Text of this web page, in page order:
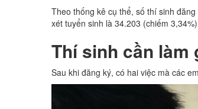
Theo thống kê cụ thể, số thí sinh
xét tuyển sinh là 34.203 (chiếm
Thí sinh cần làm
Sau khi đăng ký, có hai việc mà các